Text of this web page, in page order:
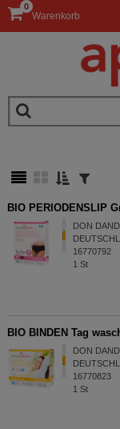
Warenkorb
0
BIO PERIODENSLIP
DON
16770792
1 St
BIO BINDEN Tag
DON
16770823
1 St